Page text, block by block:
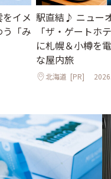
をイメ
「み
駅直結♪ ニュー
「ザ・ゲートホ
に札幌＆小樽を
な屋内旅
北海道 [PR]